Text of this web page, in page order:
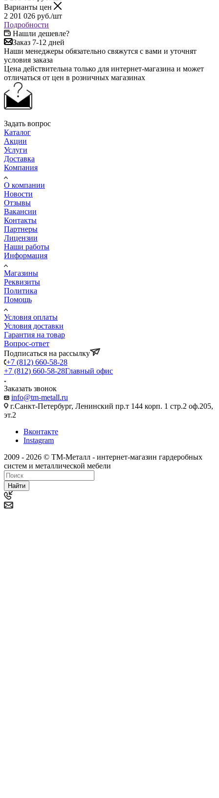
Варианты цен
2 201 026 руб./шт
Подробности
Нашли дешевле?
Заказ 7-12 дней
Наши менеджеры обязательно свяжутся с вами и уточнят
условия заказа
Цена действительна только для интернет-магазина и может
отличаться от цен в розничных магазинах
Задать вопрос
Каталог
Акции
Услуги
Доставка
Компания
О компании
Новости
Отзывы
Вакансии
Контакты
Партнеры
Лицензии
Наши работы
Информация
Магазины
Реквизиты
Политика
Помощь
Условия оплаты
Условия доставки
Гарантия на товар
Вопрос-ответ
Подписаться на рассылку
+7 (812) 660-58-28
+7 (812) 660-58-28Главный офис
Заказать звонок
info@tm-metall.ru
г.Санкт-Петербург, Ленинский пр.т 144 корп. 1 стр.2 оф.205,
эт.2
Вконтакте
Instagram
2009 - 2026 © ТМ-Металл - интернет-магазин гардеробных
систем и металлической мебели
Найти